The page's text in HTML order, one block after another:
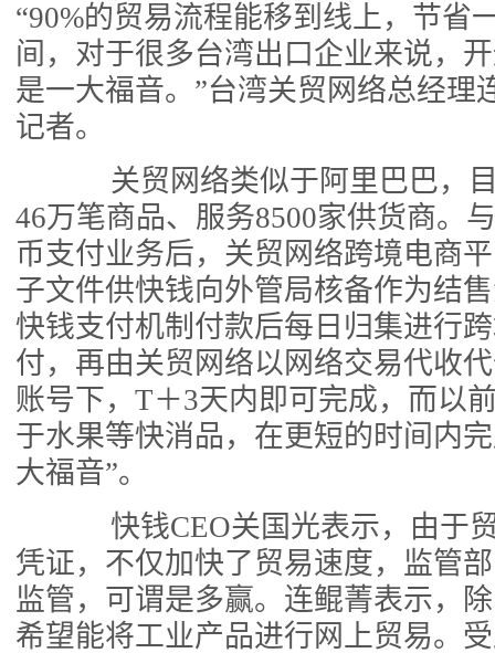
“90%的贸易流程能移到线上，节省
间，对于很多台湾出口企业来说，
是一大福音。”台湾关贸网络总经理
记者。
关贸网络类似于阿里巴巴，目
46万笔商品、服务8500家供货商。
币支付业务后，关贸网络跨境电商
子文件供快钱向外管局核备作为结
快钱支付机制付款后每日归集进行
付，再由关贸网络以网络交易代收
账号下，T＋3天内即可完成，而以
于水果等快消品，在更短的时间内
大福音”。
快钱CEO关国光表示，由于
凭证，不仅加快了贸易速度，监管
监管，可谓是多赢。连鲲菁表示，
希望能将工业产品进行网上贸易。